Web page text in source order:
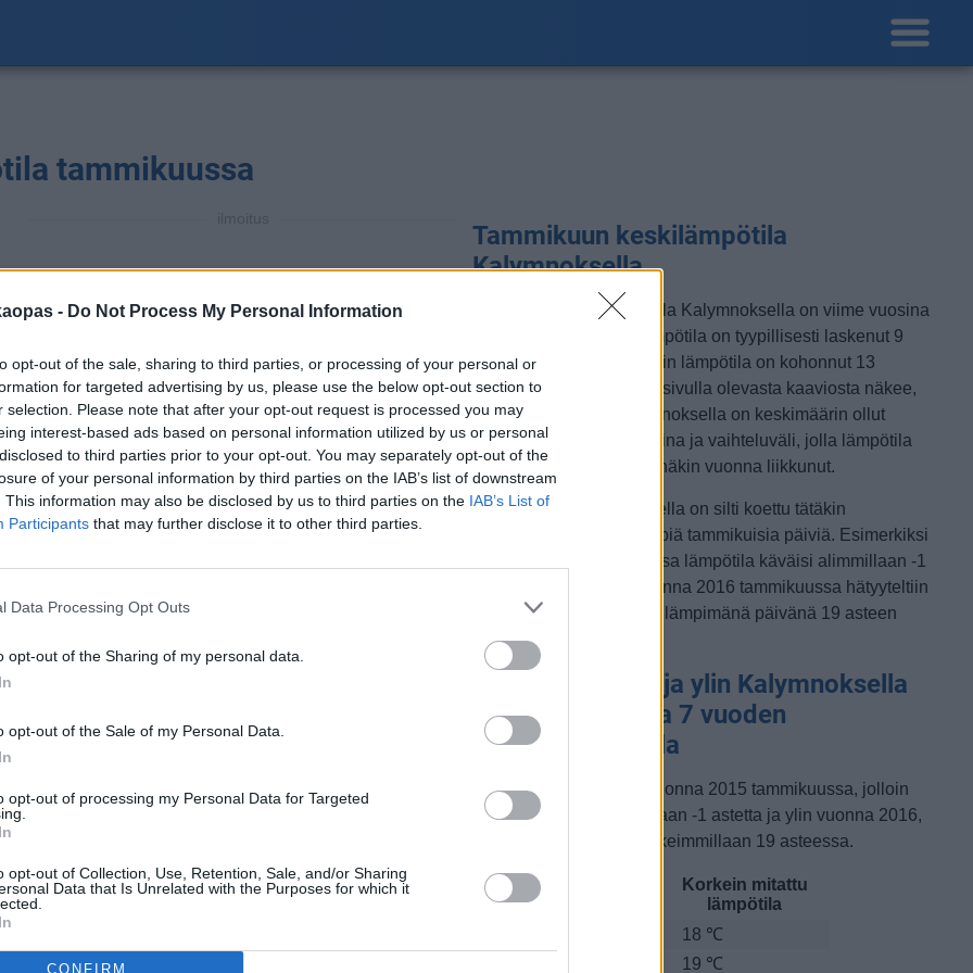
- Do Not Process My Personal Information
opt-out of the sale, sharing to third parties, or processing of your personal or
for targeted advertising by us, please use the below opt-out section to
selection. Please note that after your opt-out request is processed you may
interest-based ads based on personal information utilized by us or personal
to third parties prior to your opt-out. You may separately opt-out of the
of your personal information by third parties on the IAB’s list of downstream
This information may also be disclosed by us to third parties on the IAB’s List of
Participants that may further disclose it to other third parties.
Data Processing Opt Outs
opt-out of the Sharing of my personal data.
opt-out of the Sale of my Personal Data.
opt-out of processing my Personal Data for Targeted
opt-out of Collection, Use, Retention, Sale, and/or Sharing
Data that Is Unrelated with the Purposes for which it
CONFIRM
tammikuussa
Tammikuun keskilämpötila
Kalymnoksella
Tammikuun keskilämpötila Kalymnoksella on viime vuosina
ollut 11 astetta. Öisin lämpötila on tyypillisesti laskenut 9
asteen tienoille, ja päivisin lämpötila on kohonnut 13
asteen tuntumaan. Tällä sivulla olevasta kaaviosta näkee,
miten lämmin sää Kalymnoksella on keskimäärin ollut
tammikuussa viime vuosina ja vaihteluväli, jolla lämpötila
tavallisina päivinä on minäkin vuonna liikkunut.
Hetkellisesti Kalymnoksella on silti koettu tätäkin
kylmempiä ja lämpimämpiä tammikuisia päiviä. Esimerkiksi
vuoden 2015 tammikuussa lämpötila käväisi alimmillaan -1
asteessa ja toisaalta vuonna 2016 tammikuussa hätyyteltiin
eräänä poikkeuksellisen lämpimänä päivänä 19 asteen
lukemia.
tarkastelujaksolla
Mikä on Kalymnoksen tavanomainen lämpötila
tammikuussa.
Vuosi
Vuorokauden
keskilämpötila
lämpötila
keskimäärin
lämpötila
keskimäärin
2016
11 ℃ 8 ℃ 13 ℃
Tammikuun alin ja ylin Kalymnoksella
mitattu lämpötila 7 vuoden
tarkastelujaksolla
Alin lämpötila mitattiin vuonna 2015 tammikuussa, jolloin
lämpötila oli matalimmillaan -1 astetta ja ylin vuonna 2016,
jolloin lämpötila kävi korkeimmillaan 19 asteessa.
Vuosi
Matalin mitattu
Korkein mitattu
lämpötila
18 ℃
19 ℃